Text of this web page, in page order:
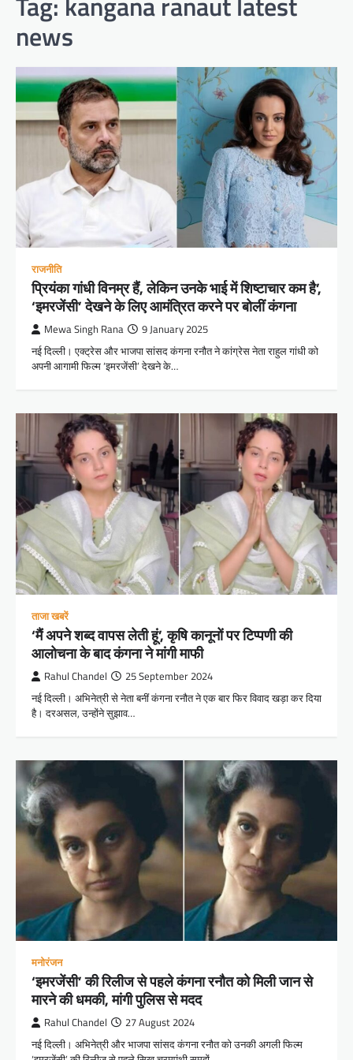
news
राजनीति
प्रियंका गांधी विनम्र हैं, लेकिन उनके भाई में शिष्टाचार कम है’,
‘इमरजेंसी’ देखने के लिए आमंत्रित करने पर बोलीं कंगना
Mewa Singh Rana 9 January 2025
नई दिल्ली। एक्ट्रेस और भाजपा सांसद कंगना रनौत ने कांग्रेस नेता राहुल गांधी को
अपनी आगामी फिल्म ‘इमरजेंसी’ देखने के…
ताजा खबरें
‘मैं अपने शब्द वापस लेती हूं’, कृषि कानूनों पर टिप्पणी की
आलोचना के बाद कंगना ने मांगी माफी
Rahul Chandel 25 September 2024
नई दिल्ली। अभिनेत्री से नेता बनीं कंगना रनौत ने एक बार फिर विवाद खड़ा कर दिया
है। दरअसल, उन्होंने सुझाव…
मनोरंजन
‘इमरजेंसी’ की रिलीज से पहले कंगना रनौत को मिली जान से
मारने की धमकी, मांगी पुलिस से मदद
Rahul Chandel 27 August 2024
नई दिल्ली। अभिनेत्री और भाजपा सांसद कंगना रनौत को उनकी अगली फिल्म